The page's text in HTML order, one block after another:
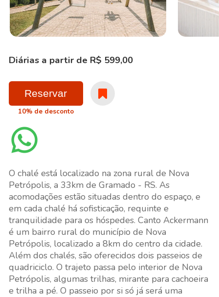
Diárias a partir de R$ 599,00
Reservar
10% de desconto
O chalé está localizado na zona rural de Nova
Petrópolis, a 33km de Gramado - RS. As
acomodações estão situadas dentro do espaço, e
em cada chalé há sofisticação, requinte e
tranquilidade para os hóspedes. Canto Ackermann
é um bairro rural do município de Nova
Petrópolis, localizado a 8km do centro da cidade.
Além dos chalés, são oferecidos dois passeios de
quadriciclo. O trajeto passa pelo interior de Nova
Petrópolis, algumas trilhas, mirante para cachoeira
e trilha a pé. O passeio por si só já será uma